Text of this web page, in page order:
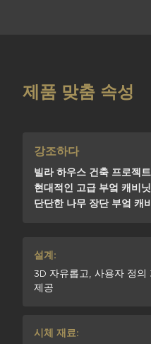
제품 맞춤 속성
강조하다
빌라 하우스 건축 프로젝
현대적인 고급 부엌 캐비닛
단단한 나무 장단 부엌 캐
설계:
3D 자유롭고, 사용자 정의
제공
시체 재료: